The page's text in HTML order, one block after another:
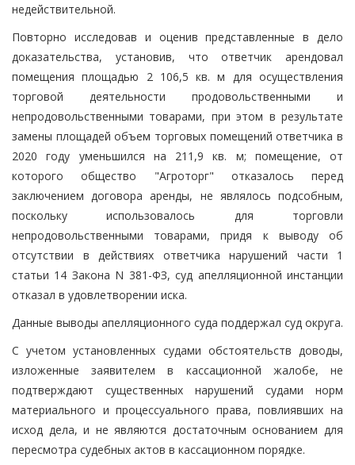
недействительной.
Повторно исследовав и оценив представленные в дело
доказательства, установив, что ответчик арендовал
помещения площадью 2 106,5 кв. м для осуществления
торговой деятельности продовольственными и
непродовольственными товарами, при этом в результате
замены площадей объем торговых помещений ответчика в
2020 году уменьшился на 211,9 кв. м; помещение, от
которого общество "Агроторг" отказалось перед
заключением договора аренды, не являлось подсобным,
поскольку использовалось для торговли
непродовольственными товарами, придя к выводу об
отсутствии в действиях ответчика нарушений части 1
статьи 14 Закона N 381-ФЗ, суд апелляционной инстанции
отказал в удовлетворении иска.
Данные выводы апелляционного суда поддержал суд округа.
С учетом установленных судами обстоятельств доводы,
изложенные заявителем в кассационной жалобе, не
подтверждают существенных нарушений судами норм
материального и процессуального права, повлиявших на
исход дела, и не являются достаточным основанием для
пересмотра судебных актов в кассационном порядке.